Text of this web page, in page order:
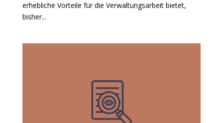
erhebliche Vorteile für die Verwaltungsarbeit bietet,
bisher...